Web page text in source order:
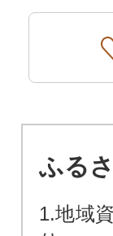
ふる
1.地域